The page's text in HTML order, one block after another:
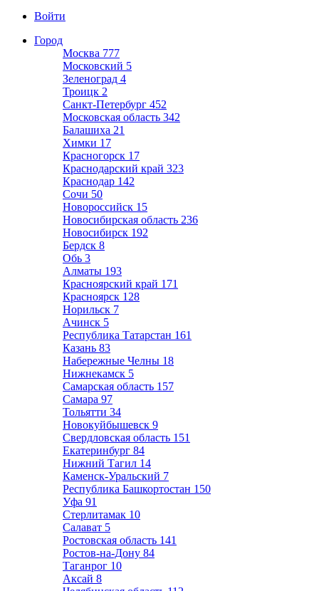
Войти
Город
Москва 777
Московский 5
Зеленоград 4
Троицк 2
Санкт-Петербург 452
Московская область 342
Балашиха 21
Химки 17
Красногорск 17
Краснодарский край 323
Краснодар 142
Сочи 50
Новороссийск 15
Новосибирская область 236
Новосибирск 192
Бердск 8
Обь 3
Алматы 193
Красноярский край 171
Красноярск 128
Норильск 7
Ачинск 5
Республика Татарстан 161
Казань 83
Набережные Челны 18
Нижнекамск 5
Самарская область 157
Самара 97
Тольятти 34
Новокуйбышевск 9
Свердловская область 151
Екатеринбург 84
Нижний Тагил 14
Каменск-Уральский 7
Республика Башкортостан 150
Уфа 91
Стерлитамак 10
Салават 5
Ростовская область 141
Ростов-на-Дону 84
Таганрог 10
Аксай 8